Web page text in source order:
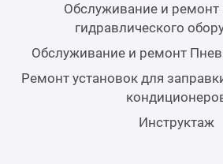
Обслуживание и ремонт
гидравлического
Обслуживание и ремонт
Ремонт установок для
Инструктаж